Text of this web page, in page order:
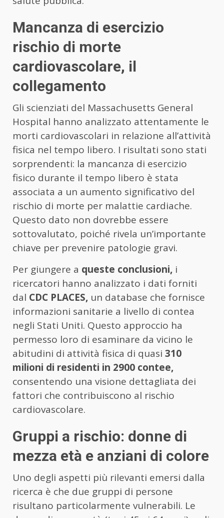
Mancanza di esercizio
rischio di morte
cardiovascolare, il
collegamento
Gli scienziati del Massachusetts General
Hospital hanno analizzato attentamente le
morti cardiovascolari in relazione all’attività
fisica nel tempo libero. I risultati sono stati
sorprendenti: la mancanza di esercizio
fisico durante il tempo libero è stata
associata a un aumento significativo del
rischio di morte per malattie cardiache.
Questo dato non dovrebbe essere
sottovalutato, poiché rivela un’importante
chiave per prevenire patologie gravi.
Per giungere a queste conclusioni, i
ricercatori hanno analizzato i dati forniti
dal CDC PLACES, un database che fornisce
informazioni sanitarie a livello di contea
negli Stati Uniti. Questo approccio ha
permesso loro di esaminare da vicino le
abitudini di attività fisica di quasi 310
milioni di residenti in 2900 contee,
consentendo una visione dettagliata dei
fattori che contribuiscono al rischio
cardiovascolare.
Gruppi a rischio: donne di
mezza età e anziani di colore
Uno degli aspetti più rilevanti emersi dalla
ricerca è che due gruppi di persone
risultano particolarmente vulnerabili. Le